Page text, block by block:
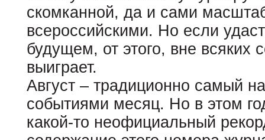
скомканной, да и сами
всероссийскими. Но если
будущем, от этого, вне всяких
выиграет.
Август – традиционно самый
событиями месяц. Но в этом
какой-то неофициальный